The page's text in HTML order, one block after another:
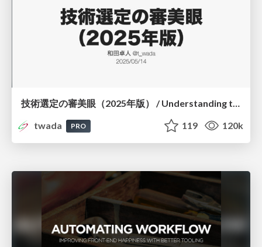
技術選定の審美眼（2025年版） / Understanding the Spiral of Technologies 2025 edition
twada
PRO 119 120k